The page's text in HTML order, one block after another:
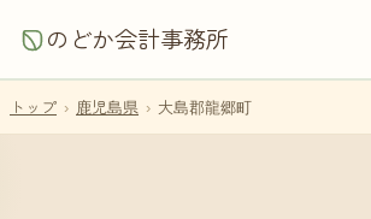
のどか会計事務所
トップ › 鹿児島県 › 大島郡龍郷町